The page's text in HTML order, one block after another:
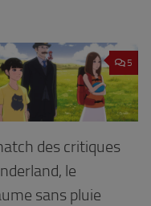
5
des critiques
le
sans pluie